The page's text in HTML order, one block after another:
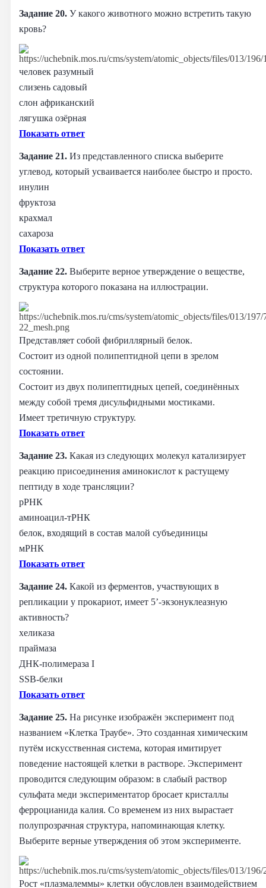
Задание 20. У какого животного можно встретить такую
кровь?
человек разумный
слизень садовый
слон африканский
лягушка озёрная
Показать ответ
Задание 21. Из представленного списка выберите
углевод, который усваивается наиболее быстро и просто.
инулин
фруктоза
крахмал
сахароза
Показать ответ
Задание 22. Выберите верное утверждение о веществе,
структура которого показана на иллюстрации.
Представляет собой фибриллярный белок.
Состоит из одной полипептидной цепи в зрелом
состоянии.
Состоит из двух полипептидных цепей, соединённых
между собой тремя дисульфидными мостиками.
Имеет третичную структуру.
Показать ответ
Задание 23. Какая из следующих молекул катализирует
реакцию присоединения аминокислот к растущему
пептиду в ходе трансляции?
рРНК
аминоацил-тРНК
белок, входящий в состав малой субъединицы
мРНК
Показать ответ
Задание 24. Какой из ферментов, участвующих в
репликации у прокариот, имеет 5’-экзонуклеазную
активность?
хеликаза
праймаза
ДНК-полимераза I
SSB-белки
Показать ответ
Задание 25. На рисунке изображён эксперимент под
названием «Клетка Траубе». Это созданная химическим
путём искусственная система, которая имитирует
поведение настоящей клетки в растворе. Эксперимент
проводится следующим образом: в слабый раствор
сульфата меди экспериментатор бросает кристаллы
ферроцианида калия. Со временем из них вырастает
полупрозрачная структура, напоминающая клетку.
Выберите верные утверждения об этом эксперименте.
Рост «плазмалеммы» клетки обусловлен взаимодействием